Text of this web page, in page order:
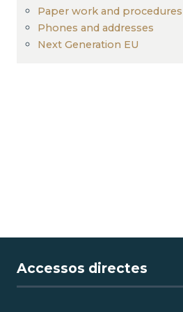
Paper work and procedures
Phones and addresses
Next Generation EU
Accessos directes